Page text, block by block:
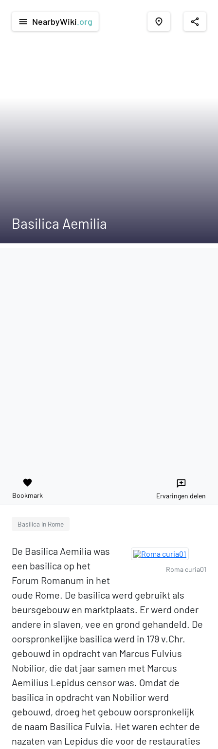
menu NearbyWiki .org place share
Basilica Aemilia
favorite
Bookmark
reviews
Ervaringen delen
Basilica in Rome
Roma curia01
De Basilica Aemilia was
een basilica op het
Forum Romanum in het
oude Rome. De basilica werd gebruikt als
beursgebouw en marktplaats. Er werd onder
andere in slaven, vee en grond gehandeld. De
oorspronkelijke basilica werd in 179 v.Chr.
gebouwd in opdracht van Marcus Fulvius
Nobilior, die dat jaar samen met Marcus
Aemilius Lepidus censor was. Omdat de
basilica in opdracht van Nobilior werd
gebouwd, droeg het gebouw oorspronkelijk
de naam Basilica Fulvia. Het waren echter de
nazaten van Lepidus die voor de restauraties